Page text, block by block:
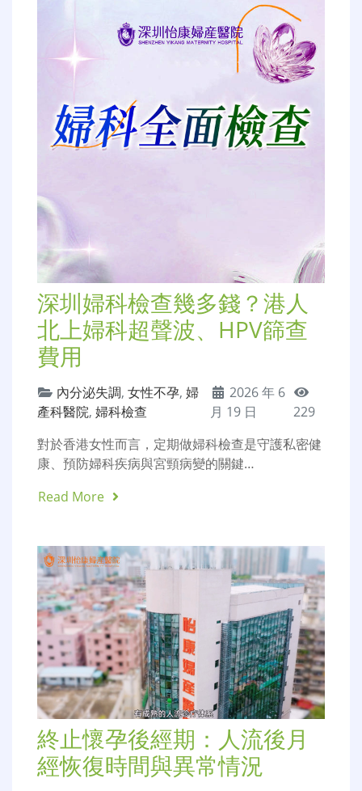
深圳婦科檢查幾多錢？港人
北上婦科超聲波、HPV篩查
費用
內分泌失調, 女性不孕, 婦
產科醫院, 婦科檢查
2026 年 6
月 19 日
229
對於香港女性而言，定期做婦科檢查是守護私密健
康、預防婦科疾病與宮頸病變的關鍵…
Read More
終止懷孕後經期：人流後月
經恢復時間與異常情況